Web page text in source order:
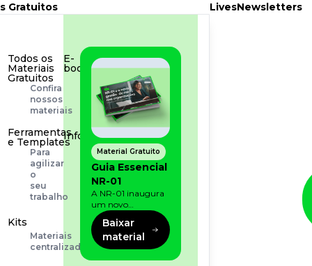
Gratuitos
Todos os
Materiais
Gratuitos
Confira
nossos
materiais
E-
book
Aprofunde
seu
conhecimento
Ferramentas
e Templates
Para
agilizar
o
seu
trabalho
Infográfico
Conteúdo
prático
rápido
Kits
Materiais
centralizados
Material Gratuito
Guia Essencial
NR-01
A NR-01 inaugura
um novo
momento na
prevenção de riscos:
agora, além dos
fatores físicos e
operacionais, as
Baixar
material
LivesNewsletters